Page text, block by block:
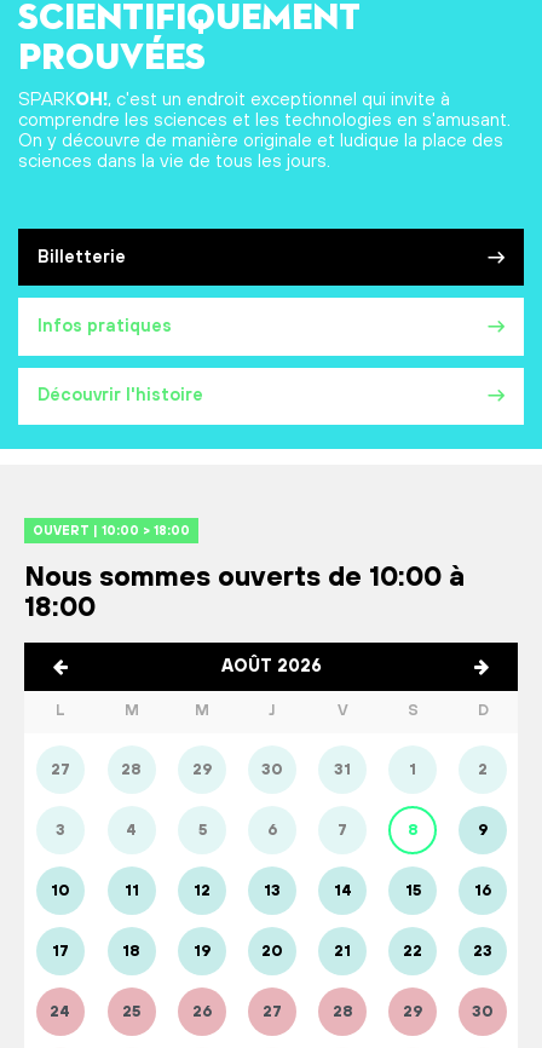
Billetterie
Infos pratiques
Découvrir l'histoire
scientifiquement
prouvées
SPARKOH!, c'est un endroit exceptionnel qui invite à
comprendre les sciences et les technologies en s'amusant.
On y découvre de manière originale et ludique la place des
sciences dans la vie de tous les jours.
OUVERT | 10:00 > 18:00
Nous sommes ouverts de 10:00 à
18:00
AOÛT 2026
L M M J V S D
27 28 29 30 31 1 2
3 4 5 6 7 8 9
10 11 12 13 14 15 16
17 18 19 20 21 22 23
24 25 26 27 28 29 30